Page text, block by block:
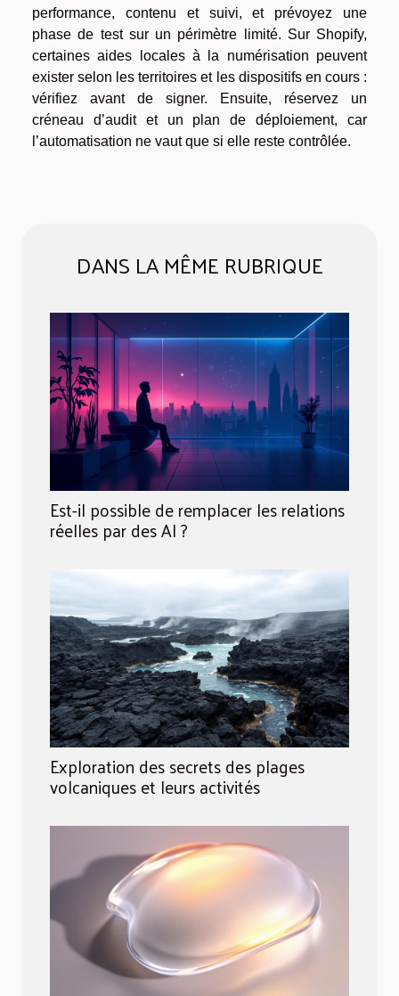
performance, contenu et suivi, et prévoyez une
phase de test sur un périmètre limité. Sur Shopify,
certaines aides locales à la numérisation peuvent
exister selon les territoires et les dispositifs en cours :
vérifiez avant de signer. Ensuite, réservez un
créneau d’audit et un plan de déploiement, car
l’automatisation ne vaut que si elle reste contrôlée.
DANS LA MÊME RUBRIQUE
Est-il possible de remplacer les relations
réelles par des AI ?
Exploration des secrets des plages
volcaniques et leurs activités